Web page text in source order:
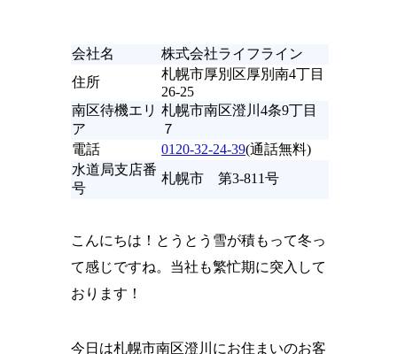
会社名
株式会社ライフライン
住所
札幌市厚別区厚別南4丁目
26-25
南区待機エリ
ア
札幌市南区澄川4条9丁目
７
電話
0120-32-24-39(通話無料)
水道局支店番
号
札幌市 第3-811号
こんにちは！とうとう雪が積もって冬っ
て感じですね。当社も繁忙期に突入して
おります！
今日は札幌市南区澄川にお住まいのお客